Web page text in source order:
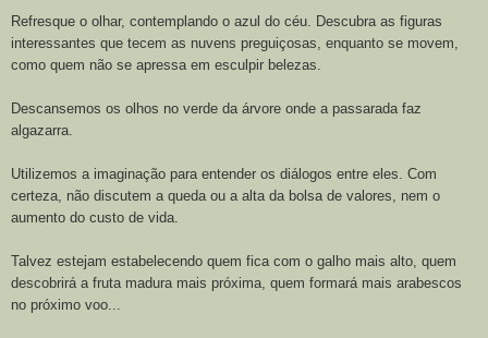
Refresque o olhar, contemplando o azul do céu. Descubra as figuras
interessantes que tecem as nuvens preguiçosas, enquanto se movem,
como quem não se apressa em esculpir belezas.
Descansemos os olhos no verde da árvore onde a passarada faz
algazarra.
Utilizemos a imaginação para entender os diálogos entre eles. Com
certeza, não discutem a queda ou a alta da bolsa de valores, nem o
aumento do custo de vida.
Talvez estejam estabelecendo quem fica com o galho mais alto, quem
descobrirá a fruta madura mais próxima, quem formará mais arabescos
no próximo voo...